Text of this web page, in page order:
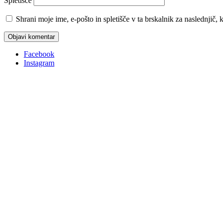
Shrani moje ime, e-pošto in spletišče v ta brskalnik za naslednjič,
Facebook
Instagram